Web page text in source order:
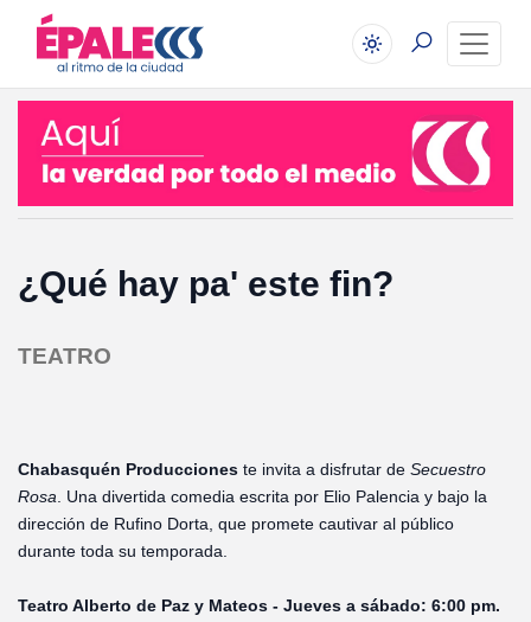
¿Qué hay pa' este fin?
TEATRO
Chabasquén Producciones te invita a disfrutar de Secuestro
Rosa . Una divertida comedia escrita por Elio Palencia y bajo la
dirección de Rufino Dorta, que promete cautivar al público
durante toda su temporada.
Teatro Alberto de Paz y Mateos - Jueves a sábado: 6:00 pm.